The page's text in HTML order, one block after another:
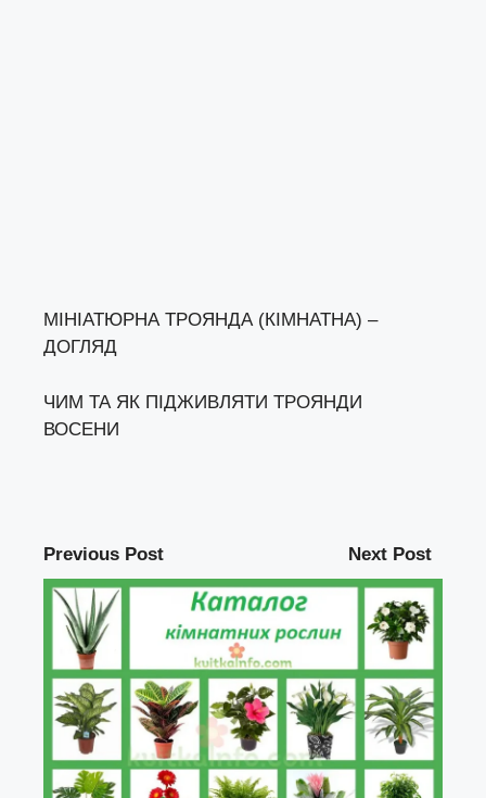
МІНІАТЮРНА ТРОЯНДА (КІМНАТНА) –
ДОГЛЯД
ЧИМ ТА ЯК ПІДЖИВЛЯТИ ТРОЯНДИ
ВОСЕНИ
Previous Post Next Post